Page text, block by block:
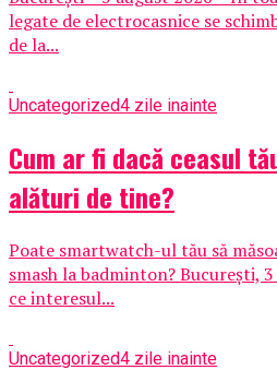
legate de electrocasnice se
de la...
Uncategorized4 zile inainte
Cum ar fi dacă ceasul
alături de tine?
Poate smartwatch-ul tău să
smash la badminton? București,
ce interesul...
Uncategorized4 zile inainte